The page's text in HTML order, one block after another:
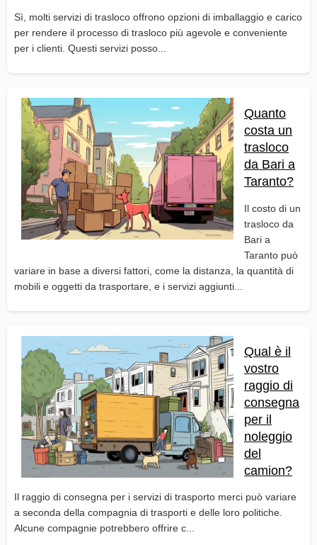
Sì, molti servizi di trasloco offrono opzioni di imballaggio e carico
per rendere il processo di trasloco più agevole e conveniente
per i clienti. Questi servizi posso...
Quanto
costa un
trasloco
da Bari a
Taranto?
Il costo di un
trasloco da
Bari a
Taranto può
variare in base a diversi fattori, come la distanza, la quantità di
mobili e oggetti da trasportare, e i servizi aggiunti...
Qual è il
vostro
raggio di
consegna
per il
noleggio
del
camion?
Il raggio di consegna per i servizi di trasporto merci può variare
a seconda della compagnia di trasporti e delle loro politiche.
Alcune compagnie potrebbero offrire c...